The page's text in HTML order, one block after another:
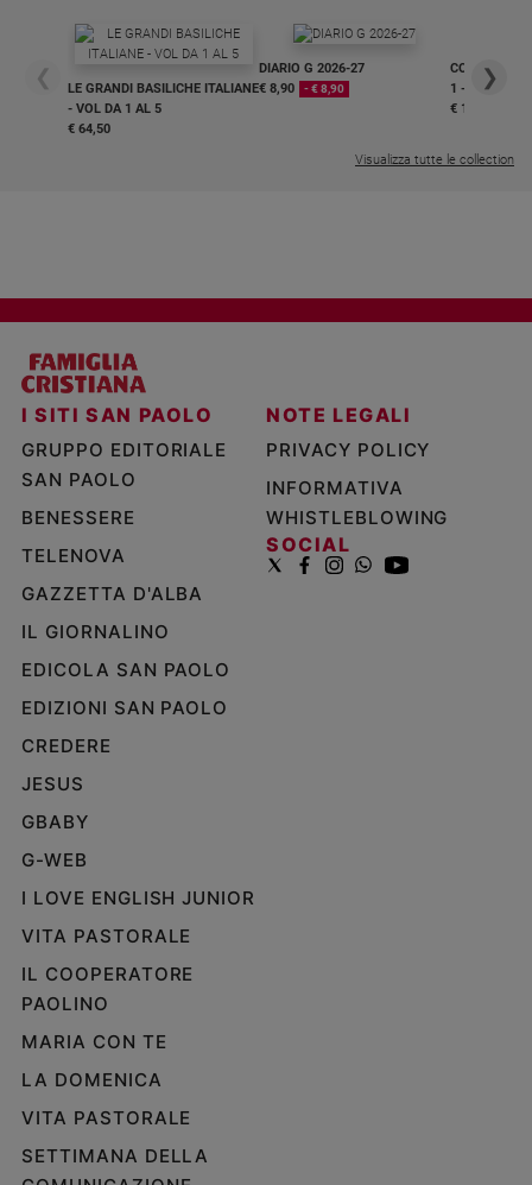
❮
LE GRANDI BASILICHE ITALIANE
- VOL DA 1 AL 5
€ 64,50
DIARIO G 2026-27
€ 8,90
- € 8,90
COLLANA
1 - 2
€ 18,50
❯
Visualizza tutte le collection
I SITI SAN PAOLO
GRUPPO EDITORIALE
SAN PAOLO
BENESSERE
TELENOVA
GAZZETTA D'ALBA
IL GIORNALINO
EDICOLA SAN PAOLO
EDIZIONI SAN PAOLO
CREDERE
JESUS
GBABY
G-WEB
I LOVE ENGLISH JUNIOR
VITA PASTORALE
IL COOPERATORE
PAOLINO
MARIA CON TE
LA DOMENICA
VITA PASTORALE
SETTIMANA DELLA
NOTE LEGALI
PRIVACY POLICY
INFORMATIVA
WHISTLEBLOWING
SOCIAL